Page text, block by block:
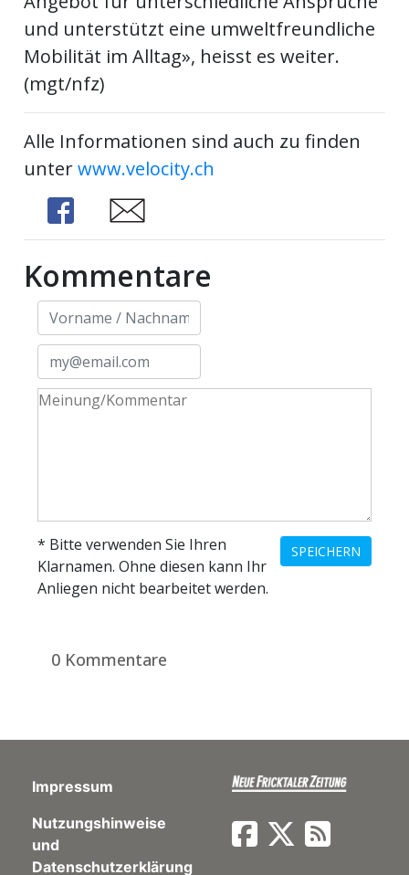
und unterstützt eine umweltfreundliche
Mobilität im Alltag», heisst es weiter.
(mgt/nfz)
Alle Informationen sind auch zu finden
unterwww.velocity.ch
Share
Share
Kommentare
SPEICHERN
* Bitte verwenden Sie Ihren
Klarnamen. Ohne diesen kann Ihr
Anliegen nicht bearbeitet werden.
0 Kommentare
Impressum
Nutzungshinweise
und
Datenschutzerklärung